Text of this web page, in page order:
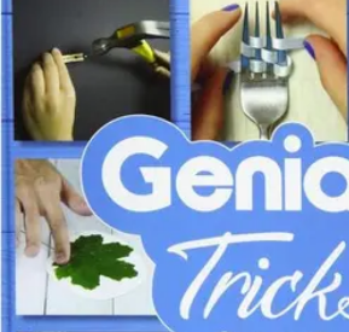
Business Entwicklung
StrategienNetworking
StrategienKundenmanagementNachhaltigkeit
Forschung
Business Entwicklung